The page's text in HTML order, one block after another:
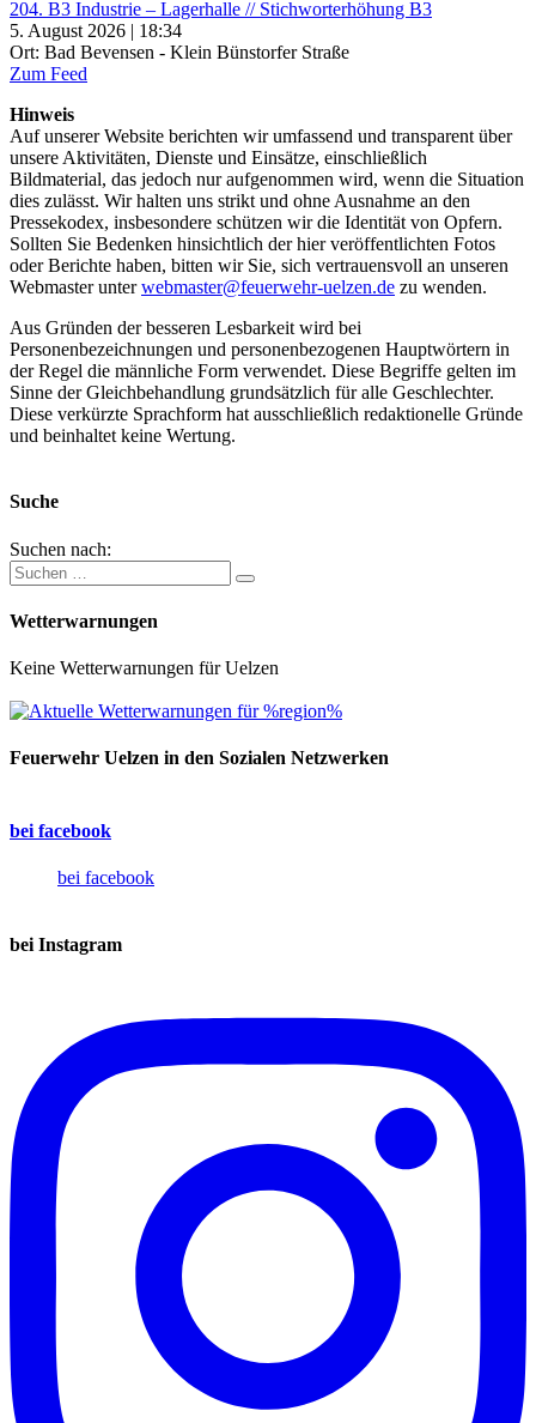
204. B3 Industrie – Lagerhalle // Stichworterhöhung B3
5. August 2026 | 18:34
Ort: Bad Bevensen - Klein Bünstorfer Straße
Zum Feed
Hinweis
Auf unserer Website berichten wir umfassend und transparent über
unsere Aktivitäten, Dienste und Einsätze, einschließlich
Bildmaterial, das jedoch nur aufgenommen wird, wenn die Situation
dies zulässt. Wir halten uns strikt und ohne Ausnahme an den
Pressekodex, insbesondere schützen wir die Identität von Opfern.
Sollten Sie Bedenken hinsichtlich der hier veröffentlichten Fotos
oder Berichte haben, bitten wir Sie, sich vertrauensvoll an unseren
Webmaster unterwebmaster@feuerwehr-uelzen.de zu wenden.
Aus Gründen der besseren Lesbarkeit wird bei
Personenbezeichnungen und personenbezogenen Hauptwörtern in
der Regel die männliche Form verwendet. Diese Begriffe gelten im
Sinne der Gleichbehandlung grundsätzlich für alle Geschlechter.
Diese verkürzte Sprachform hat ausschließlich redaktionelle Gründe
und beinhaltet keine Wertung.
Suche
Suchen nach:
Wetterwarnungen
Keine Wetterwarnungen für Uelzen
Feuerwehr Uelzen in den Sozialen Netzwerken
bei facebook
bei facebook
bei Instagram